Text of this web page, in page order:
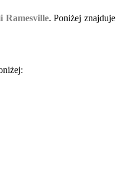
Ramesville. Poniżej znajduje